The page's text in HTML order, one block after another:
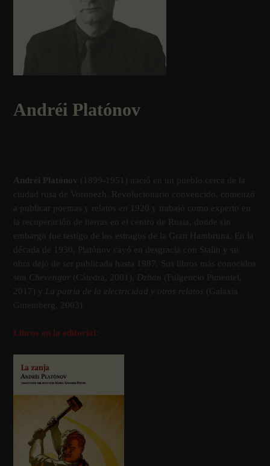
Andréi Platónov
Andréi Platónov (1899-1951) nació en un pueblo cerca de la
ciudad rusa de Voronezh. Revolucionario convencido, comenzó
a publicar poemas y relatos en 1920 y trabajó como experto en
la recuperación de tierras en el centro de Rusia, donde sin
embargo fue testigo de los estragos de la Gran Hambruna. En la
década de 1930, Platónov cayó en desgracia con Stalin y su
obra dejó de ser publicada hasta 1987. Sus libros más conocidos
son Chevengur (Cátedra, 2001), Dzhan (Fulgencio Pimentel,
2017) y
La patria de la electricidad y otros relatos (Galaxia
Gutemberg, 2003).
Libros en la editorial: